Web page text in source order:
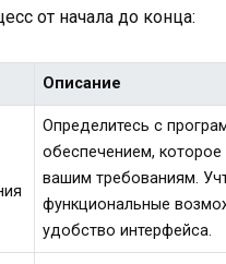
от начала до конца:
Описание
Определитесь с
обеспечением, которое
вашим требованиям.
функциональные
удобство интерфейса.